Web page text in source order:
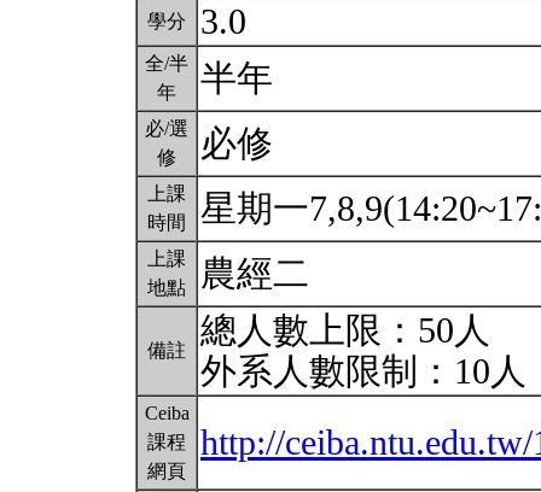
學分 3.0
全/半
年
半年
必/選
修
必修
上課
時間
星期一
上課
地點
農經二
備註
總人數上限：50人
外系人數限制：10人
Ceiba
課程
網頁
http://